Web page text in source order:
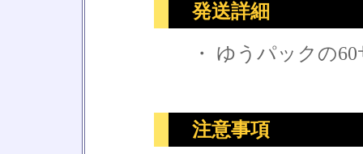
発送詳細
・ ゆうパックの60
注意事項